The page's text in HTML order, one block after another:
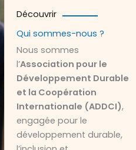
Découvrir
Qui sommes-nous ?
Nous sommes
l’Association pour le
Développement Durable
et la Coopération
Internationale (ADDCI),
engagée pour le
développement durable,